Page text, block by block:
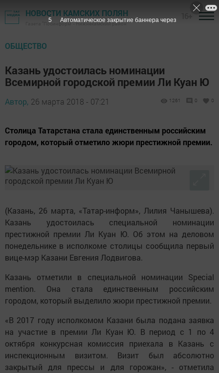
НОВОСТИ КАМСКИХ ПОЛЯН
Газета "Посинформ" - Нижнекамский район
ОБЩЕСТВО
Казань удостоилась номинации
Всемирной городской премии Ли Куан Ю
Автор, 26 марта 2018 - 07:21 1261 0 0
Столица Татарстана стала единственным российским
городом, который отметило жюри престижной премии.
(Казань, 26 марта, «Татар-информ», Лилия Чанышева).
Казань удостоилась специальной номинации
престижной премии Ли Куан Ю. Об этом на деловом
понедельнике в исполкоме столицы сообщила первый
вице-мэр Казани Евгения Лодвигова.
Казань отметили в специальной номинации Special
mention. Она стала единственным российским
городом, который выделило жюри престижной премии.
«В 2017 году исполкомом Казани была подана заявка
на участие в премии Ли Куан Ю. В период с 1 по 4
октября конкурсная комиссия приехала в Казань с
инспекционным визитом. Визит был абсолютно
закрытый для прессы и для горожан», - отметила
4 Автоматическое закрытие баннера через